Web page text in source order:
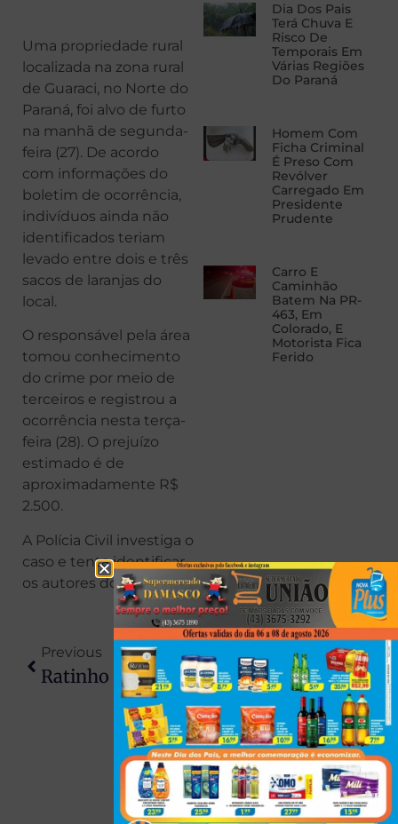
Uma propriedade rural
localizada na zona rural
de Guaraci, no Norte do
Paraná, foi alvo de furto
na manhã de segunda-
feira (27). De acordo
com informações do
boletim de ocorrência,
indivíduos ainda não
identificados teriam
levado entre dois e três
sacos de laranjas do
local.
O responsável pela área
tomou conhecimento
do crime por meio de
terceiros e registrou a
ocorrência nesta terça-
feira (28). O prejuízo
estimado é de
aproximadamente R$
2.500.
A Polícia Civil investiga o
caso e tenta identificar
os autores do furto.
Dia Dos Pais
Terá Chuva E
Risco De
Temporais Em
Várias Regiões
Do Paraná
Homem Com
Ficha Criminal
É Preso Com
Revólver
Carregado Em
Presidente
Prudente
Carro E
Caminhão
Batem Na PR-
463, Em
Colorado, E
Motorista Fica
Ferido
Previous
Ratinho Junior Celebra Cotação Para Presidência E Destaca Avanços No Paraná
Next
Nvidia E Departamento De Energia Dos EUA Unem Forças Para Impulsionar Supercomputadores De IA